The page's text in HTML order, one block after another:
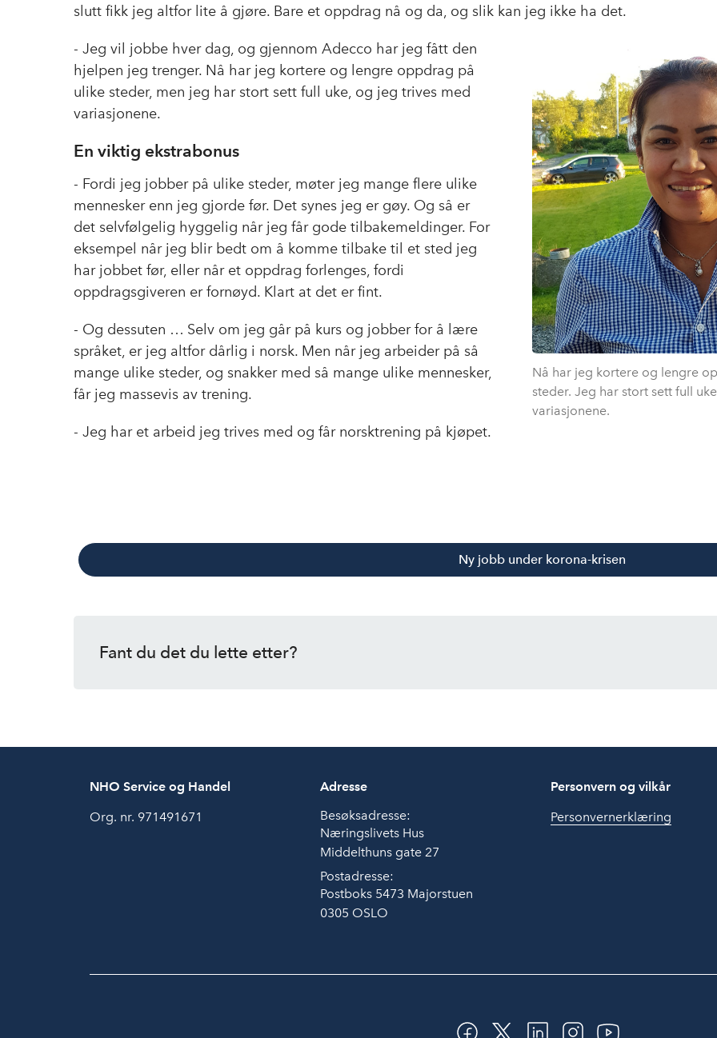
slutt fikk jeg altfor lite å gjøre. Bare et oppdrag nå og da, og slik kan jeg ikke ha det.
Nå har jeg kortere og lengre
steder. Jeg har stort sett full
variasjonene.
- Jeg vil jobbe hver dag, og gjennom Adecco har jeg fått den
hjelpen jeg trenger. Nå har jeg kortere og lengre oppdrag på
ulike steder, men jeg har stort sett full uke, og jeg trives med
variasjonene.
En viktig ekstrabonus
- Fordi jeg jobber på ulike steder, møter jeg mange flere ulike
mennesker enn jeg gjorde før. Det synes jeg er gøy. Og så er
det selvfølgelig hyggelig når jeg får gode tilbakemeldinger. For
eksempel når jeg blir bedt om å komme tilbake til et sted jeg
har jobbet før, eller når et oppdrag forlenges, fordi
oppdragsgiveren er fornøyd. Klart at det er fint.
- Og dessuten … Selv om jeg går på kurs og jobber for å lære
språket, er jeg altfor dårlig i norsk. Men når jeg arbeider på så
mange ulike steder, og snakker med så mange ulike mennesker,
får jeg massevis av trening.
- Jeg har et arbeid jeg trives med og får norsktrening på kjøpet.
Ny jobb under korona-krisen
Fant du det du lette etter?
NHO Service og Handel
Org. nr. 971491671
Adresse
Besøksadresse:
Næringslivets Hus
Middelthuns gate 27
Postadresse:
Postboks 5473 Majorstuen
0305 OSLO
Personvern og vilkår
Personvernerklæring